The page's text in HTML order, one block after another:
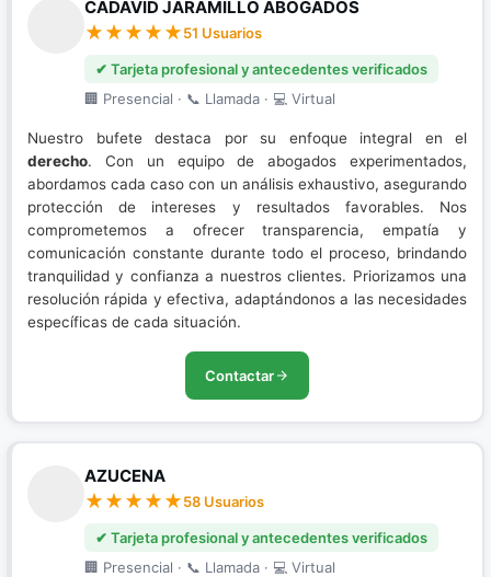
CADAVID JARAMILLO ABOGADOS
51 Usuarios
✔ Tarjeta profesional y antecedentes verificados
🏢 Presencial · 📞 Llamada · 💻 Virtual
Nuestro bufete destaca por su enfoque integral en el
derecho. Con un equipo de abogados experimentados,
abordamos cada caso con un análisis exhaustivo, asegurando
protección de intereses y resultados favorables. Nos
comprometemos a ofrecer transparencia, empatía y
comunicación constante durante todo el proceso, brindando
tranquilidad y confianza a nuestros clientes. Priorizamos una
resolución rápida y efectiva, adaptándonos a las necesidades
específicas de cada situación.
Contactar
AZUCENA
58 Usuarios
✔ Tarjeta profesional y antecedentes verificados
🏢 Presencial · 📞 Llamada · 💻 Virtual